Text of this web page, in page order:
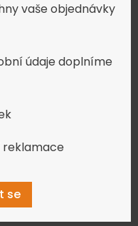
vaše objednávky
údaje doplníme
reklamace
se